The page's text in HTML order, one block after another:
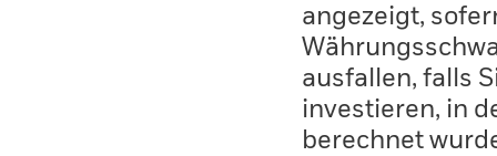
angezeigt,
ausfallen, falls
investieren, in
berechnet